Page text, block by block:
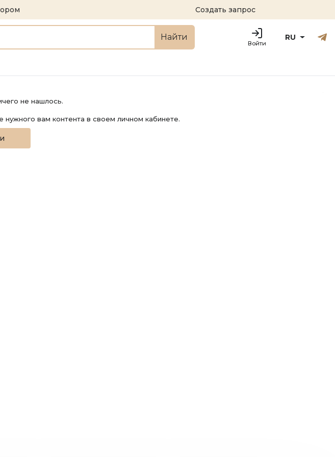
Создать запрос
Найти
Войти
Русский
RU
не нашлось.
вам контента в своем личном кабинете.